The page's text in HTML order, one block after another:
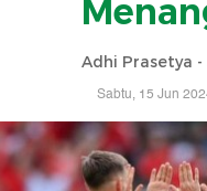
Adhi Prasetya -
Sabtu, 15 Jun